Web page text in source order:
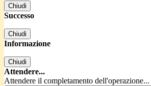
Chiudi
Successo
Chiudi
Informazione
Chiudi
Attendere...
Attendere il completamento dell'operazione...